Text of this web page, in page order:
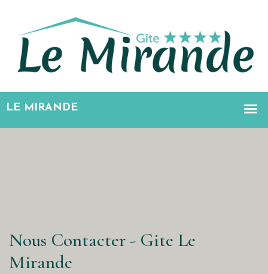
Nous Contacter - Gite Le
Mirande